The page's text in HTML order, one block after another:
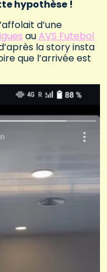
hypothèse !
d’une
auAVS Futebol
la story insta
que l’arrivée est